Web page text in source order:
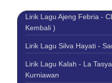
Lirik Lagu Ajeng Febria -
Kembali )
Lirik Lagu Silva Hayati -
Lirik Lagu Kalah - La
Kurniawan